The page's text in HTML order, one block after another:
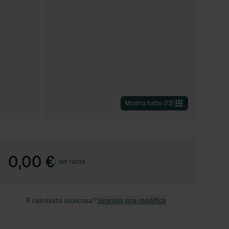
Mostra tutto (13)
0,00 €/ per notte
È cambiato qualcosa?Segnala una modifica